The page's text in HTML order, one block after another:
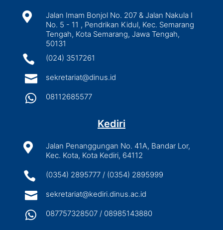

Jalan Imam Bonjol No. 207 & Jalan Nakula I
No. 5 - 11 , Pendrikan Kidul, Kec. Semarang
Tengah, Kota Semarang, Jawa Tengah,
50131
 (024) 3517261
 sekretariat@dinus.id
 08112685577
Kediri

Jalan Penanggungan No. 41A, Bandar Lor,
Kec. Kota, Kota Kediri, 64112
 (0354) 2895777 / (0354) 2895999
 sekretariat@kediri.dinus.ac.id
 087757328507 / 08985143880